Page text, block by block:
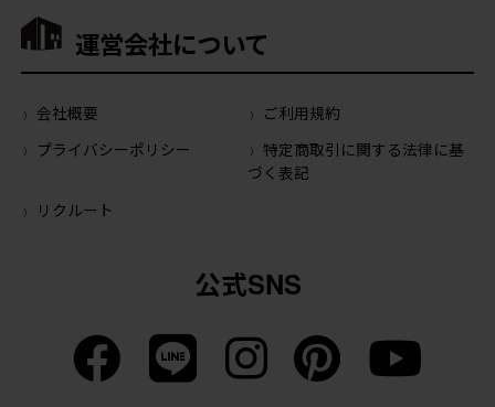
運営会社について
会社概要
ご利用規約
プライバシーポリシー
特定商取引に関する法律に基
づく表記
リクルート
公式SNS